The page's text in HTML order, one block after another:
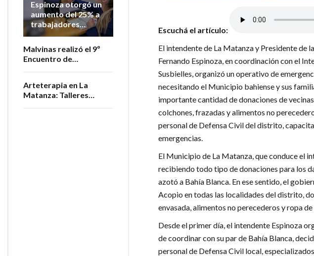
Espinoza otorgó un
aumento del 25% a
trabajadores
municipales en lo
Malvinas realizó el 9º
Encuentro de
Provincia
Arteterapia en La
Matanza: Talleres
Escuchá el artículo:
El intendente de La Matanza y Presidente de
Fernando Espinoza, en coordinación con el
Susbielles, organizó un operativo de
necesitando el Municipio bahiense y sus
importante cantidad de donaciones de
colchones, frazadas y alimentos no
personal de Defensa Civil del distrito,
emergencias.
El Municipio de La Matanza, que conduce el
recibiendo todo tipo de donaciones para los
azotó a Bahía Blanca. En ese sentido, el
Acopio en todas las localidades del distrito,
envasada, alimentos no perecederos y ropa
Desde el primer día, el intendente Espinoza
de coordinar con su par de Bahía Blanca,
personal de Defensa Civil local,